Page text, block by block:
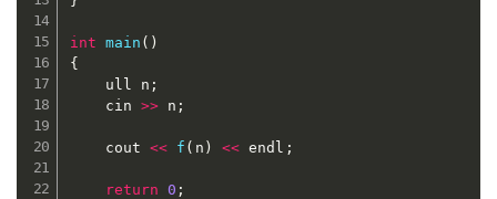
int main ( )
{
	ull n
;
	cin
>> n ;
	cout
<< f ( n ) << endl ;
return 0 ;